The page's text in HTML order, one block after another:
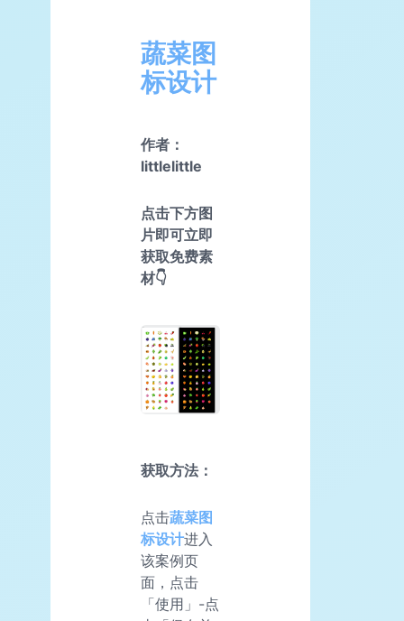
蔬菜图
标设计
作者：
littlelittle
点击下方图
片即可立即
获取免费素
材👇
获取方法：
点击蔬菜图
标设计进入
该案例页
面，点击
「使用」-点